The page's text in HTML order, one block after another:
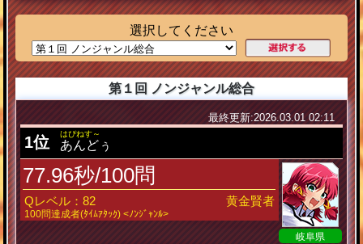
選択してください
第１回 ノンジャンル総合
最終更新:2026.03.01 02:11
1位 はぴねす～
あんどぅ
77.96秒/100問
Qレベル：82 黄金賢者
100問達成者(ﾀｲﾑｱﾀｯｸ) <ﾉﾝｼﾞｬﾝﾙ>
岐阜県